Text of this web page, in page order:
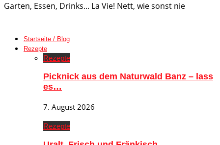
Garten, Essen, Drinks... La Vie! Nett, wie sonst nie
Startseite / Blog
Rezepte
Rezepte
Picknick aus dem Naturwald Banz – lass
es…
7. August 2026
Rezepte